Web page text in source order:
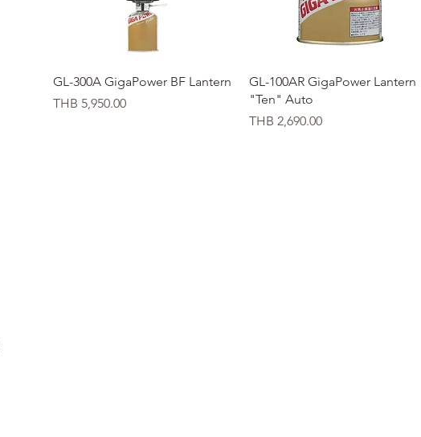
クイックビュー
GL-300A GigaPower BF Lantern
価格
THB 5,950.00
クイックビュー
GL-100AR GigaPower Lantern
"Ten" Auto
価格
THB 2,690.00